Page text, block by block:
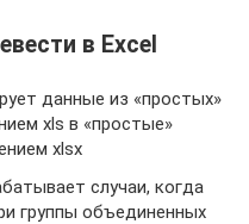
в Excel
данные из «простых»
xls в «простые»
xlsx
случаи, когда
группы объединенных